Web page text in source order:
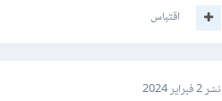
اقتباس
نشر2 فبراير 2024